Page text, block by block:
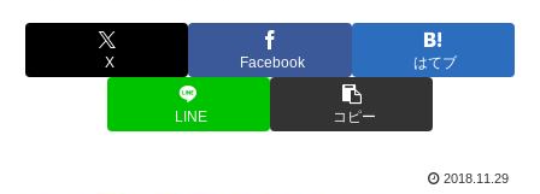
X Facebook はてブ
LINE コピー
2018.11.29